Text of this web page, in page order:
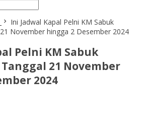
Ini Jadwal Kapal Pelni KM Sabuk
November hingga 2 Desember 2024
Pelni KM Sabuk
21 November
2024